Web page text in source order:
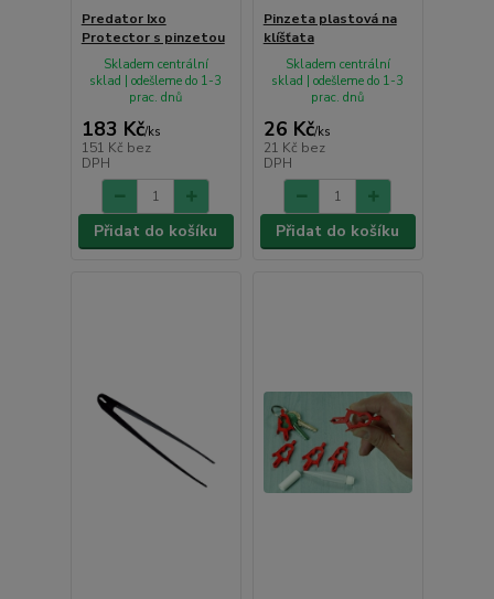
Predator Ixo
Protector s pinzetou
183 Kč/ks
151 Kč bez
DPH
Skladem centrální
sklad | odešleme do 1-3
prac. dnů
Přidat do košíku
Pinzeta plastová na
klíšťata
26 Kč/ks
21 Kč bez
DPH
Skladem centrální
sklad | odešleme do 1-3
prac. dnů
Přidat do košíku